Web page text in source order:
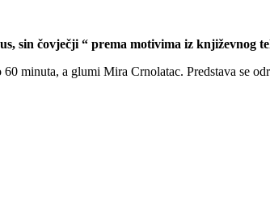
sin čovječji “ prema motivima iz književnog
minuta, a glumi Mira Crnolatac. Predstava se